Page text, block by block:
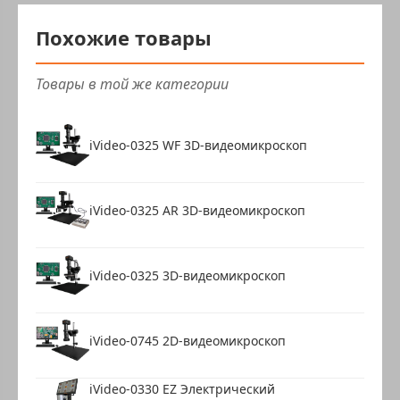
Похожие товары
Товары в той же категории
iVideo-0325 WF 3D-видеомикроскоп
iVideo-0325 AR 3D-видеомикроскоп
iVideo-0325 3D-видеомикроскоп
iVideo-0745 2D-видеомикроскоп
iVideo-0330 EZ Электрический